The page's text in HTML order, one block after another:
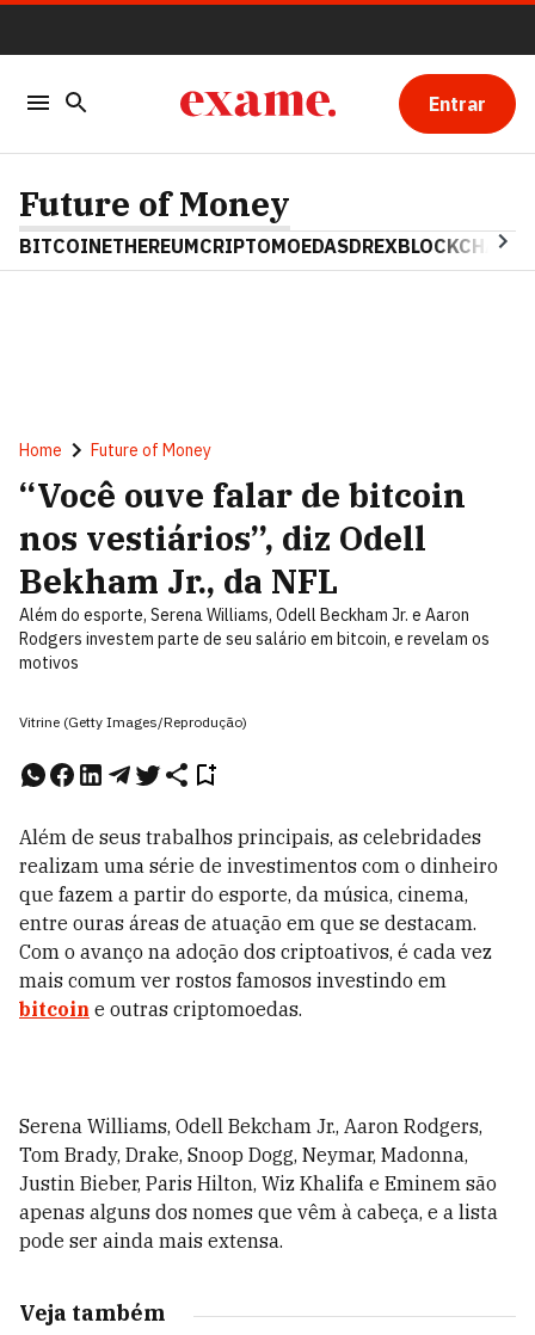
Entrar
Future of Money
BITCOINETHEREUMCRIPTOMOEDASDREXBLOCKCHAIN
Home Future of Money
“Você ouve falar de bitcoin
nos vestiários”, diz Odell
Bekham Jr., da NFL
Além do esporte, Serena Williams, Odell Beckham Jr. e Aaron
Rodgers investem parte de seu salário em bitcoin, e revelam os
motivos
Vitrine (Getty Images/Reprodução)
Além de seus trabalhos principais, as celebridades
realizam uma série de investimentos com o dinheiro
que fazem a partir do esporte, da música, cinema,
entre ouras áreas de atuação em que se destacam.
Com o avanço na adoção dos criptoativos, é cada vez
mais comum ver rostos famosos investindo em
bitcoin e outras criptomoedas.
Serena Williams, Odell Bekcham Jr., Aaron Rodgers,
Tom Brady, Drake, Snoop Dogg, Neymar, Madonna,
Justin Bieber, Paris Hilton, Wiz Khalifa e Eminem são
apenas alguns dos nomes que vêm à cabeça, e a lista
pode ser ainda mais extensa.
Veja também